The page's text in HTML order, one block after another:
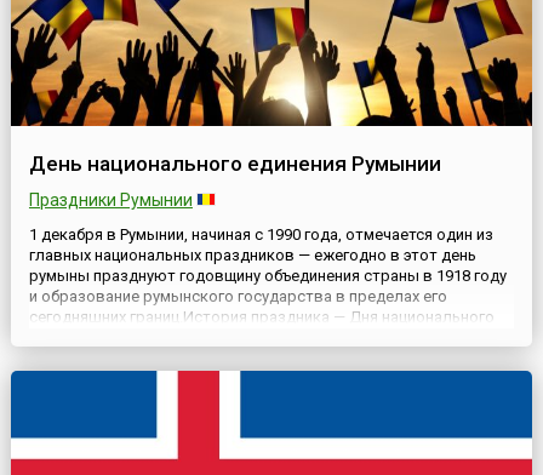
День национального единения Румынии
Праздники Румынии
1 декабря в Румынии, начиная с 1990 года, отмечается один из
главных национальных праздников — ежегодно в этот день
румыны празднуют годовщину объединения страны в 1918 году
и образование румынского государства в пределах его
сегодняшних границ.История праздника — Дня национального